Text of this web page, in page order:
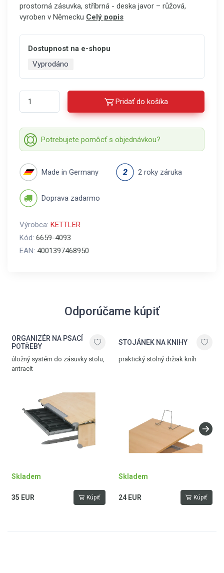
prostorná zásuvka, stříbrná - deska javor – růžová,
vyroben v Německu Celý popis
Dostupnost na e-shopu
Vyprodáno
Pridať do košíka
Potrebujete pomôcť s objednávkou?
Made in Germany 2 roky záruka
Doprava zadarmo
Výrobca: KETTLER
Kód: 6659-4093
EAN: 4001397468950
Odporúčame kúpiť
ORGANIZÉR NA PSACÍ
POTŘEBY
úložný systém do zásuvky stolu,
antracit
Skladem
35 EUR Kúpiť
STOJÁNEK NA KNIHY
praktický stolný držiak kníh
Skladem
24 EUR Kúpiť